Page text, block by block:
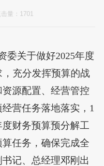
量： 1701
委关于做好2025年度
，充分发挥预算的战
源配置、经营管控
营任务落地落实，1
度财务预算预分解工
任务，确保完成全
记、总经理邓刚出